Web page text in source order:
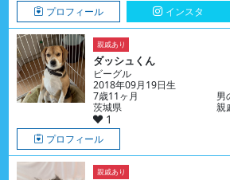
プロフィール インスタ
親戚あり
ダッシュくん
ビーグル
2018年09月19日生
7歳11ヶ月
男
茨城県
親
1
プロフィール
親戚あり